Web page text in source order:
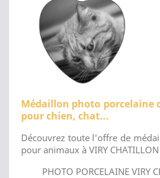
Médaillon photo porcelaine
pour chien, chat...
Découvrez toute l'offre de
pour animaux à VIRY
PHOTO PORCELAINE VIRY